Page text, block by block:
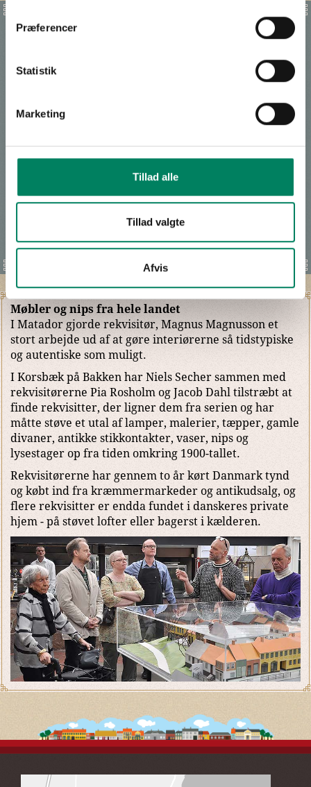
Præferencer
Statistik
Marketing
Tillad alle
Tillad valgte
Afvis
"snydt" med kameravinkler eller kulisser, og den
opmærksomme seer af vil eksempelvis bemærke, at
var ikke nogen kulisse hele vejen rundt, så Niels
Secher har måtte planlægge en scenografi i de andre
I tv-serien ændrer rummene sig desuden fra afsnit til
afsnit. En væg kan blive flyttet. Eller et ekstra kig på to
scener kan afsløre, at et rum, set udefra og indefra,
ikke er det samme. Møbler og malerier bliver løbende
også skiftet ud.
Møbler og nips fra hele landet
I Matador gjorde rekvisitør, Magnus Magnusson et
stort arbejde ud af at gøre interiørerne så tidstypiske
og autentiske som muligt.
I Korsbæk på Bakken har Niels Secher sammen med
rekvisitørerne Pia Rosholm og Jacob Dahl tilstræbt at
finde rekvisitter, der ligner dem fra serien og har
måtte støve et utal af lamper, malerier, tæpper, gamle
divaner, antikke stikkontakter, vaser, nips og
lysestager op fra tiden omkring 1900-tallet.
Rekvisitørerne har gennem to år kørt Danmark tynd
og købt ind fra kræmmermarkeder og antikudsalg, og
flere rekvisitter er endda fundet i danskeres private
hjem - på støvet lofter eller bagerst i kælderen.